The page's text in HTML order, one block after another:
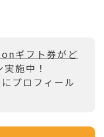
ギフト券がど
施中！
プロフィール